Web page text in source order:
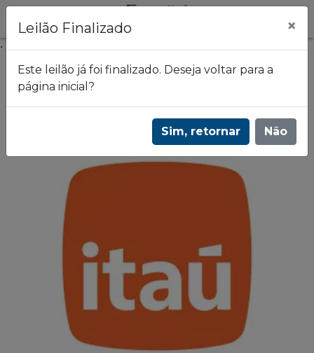
.
Frazão Leilões
Leilão de imóveis do Banco Itaú - 1540
Leilão Finalizado ×
Este leilão já foi finalizado. Deseja voltar para a
página inicial?
Sim, retornar Não